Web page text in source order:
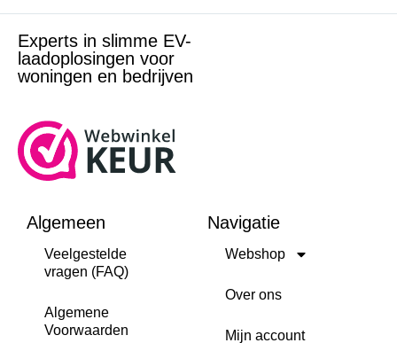
Experts in slimme EV-
laadoplosingen voor
woningen en bedrijven
Algemeen
Veelgestelde
vragen (FAQ)
Algemene
Voorwaarden
Navigatie
Webshop
Over ons
Mijn account